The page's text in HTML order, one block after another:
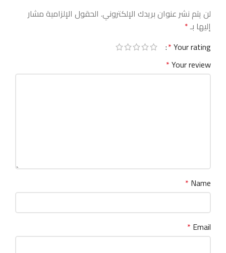
لن يتم نشر عنوان بريدك الإلكتروني. الحقول الإلزامية مشار
إليها بـ*
Your rating
*
Your review
*
Name
*
Email
*